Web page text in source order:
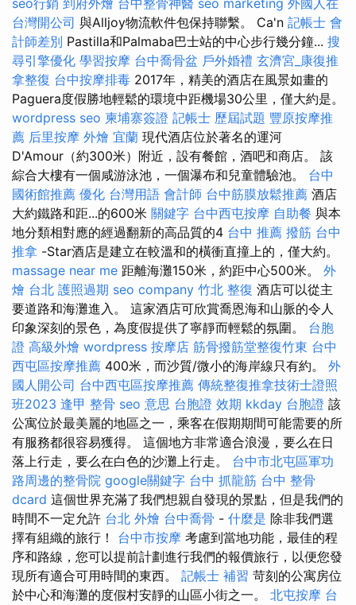
seo行銷 到府外燴 台中整骨神醫 seo marketing 外國人在
台灣開公司 與Alljoy物流軟件包保持聯繫。 Ca'n 記帳士 會
計師差別 Pastilla和Palmaba巴士站的中心步行幾分鐘... 搜
尋引擎優化 學習按摩 台中喬骨盆 戶外婚禮 玄濟宮_康復推
拿整復 台中按摩排毒 2017年，精美的酒店在風景如畫的
Paguera度假勝地輕鬆的環境中距機場30公里，僅大約是。
wordpress seo 柬埔寨簽證 記帳士 歷屆試題 豐原按摩推
薦 后里按摩 外燴 宜蘭 現代酒店位於著名的運河
D'Amour（約300米）附近，設有餐館，酒吧和商店。 該
綜合大樓有一個咸游泳池，一個瀑布和兒童體驗池。 台中
國術館推薦 優化 台灣用語 會計師 台中筋膜放鬆推薦 酒店
大約鐵路和距...的600米 關鍵字 台中西屯按摩 自助餐 與本
地分類相對應的經過翻新的高品質的4 台中 推薦 撥筋 台中
推拿 -Star酒店是建立在較溫和的橫衝直撞上的，僅大約。
massage near me 距離海灘150米，約距中心500米。 外
燴 台北 護照過期 seo company 竹北 整復 酒店可以從主
要道路和海灘進入。 這家酒店可欣賞喬恩海和山脈的令人
印象深刻的景色，為度假提供了寧靜而輕鬆的氛圍。 台胞
證 高級外燴 wordpress 按摩店 筋骨撥筋堂整復竹東 台中
西屯區按摩推薦 400米，而沙質/微小的海岸線只有約。 外
國人開公司 台中西屯區按摩推薦 傳統整復推拿技術士證照
班2023 逢甲 整骨 seo 意思 台胞證 效期 kkday 台胞證 該
公寓位於最美麗的地區之一，乘客在假期期間可能需要的所
有服務都很容易獲得。 這個地方非常適合浪漫，要么在日
落上行走，要么在白色的沙灘上行走。 台中市北屯區軍功
路周邊的整骨院 google關鍵字 台中 抓龍筋 台中 整骨
dcard 這個世界充滿了我們想親自發現的景點，但是我們的
時間不一定允許 台北 外燴 台中喬骨 - 什麼是 除非我們選
擇有組織的旅行！ 台中市按摩 考慮到當地功能，最佳的程
序和路線，您可以提前計劃進行我們的報價旅行，以便您發
現所有適合可用時間的東西。 記帳士 補習 苛刻的公寓房位
於中心和海灘的度假村安靜的山區小街之一。 北屯按摩 台